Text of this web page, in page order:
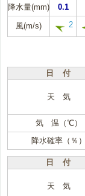
降水量(mm)
0.1
風(m/s) 2
日 付
天 気
気 温（℃）
降水確率（％）
日 付
天 気